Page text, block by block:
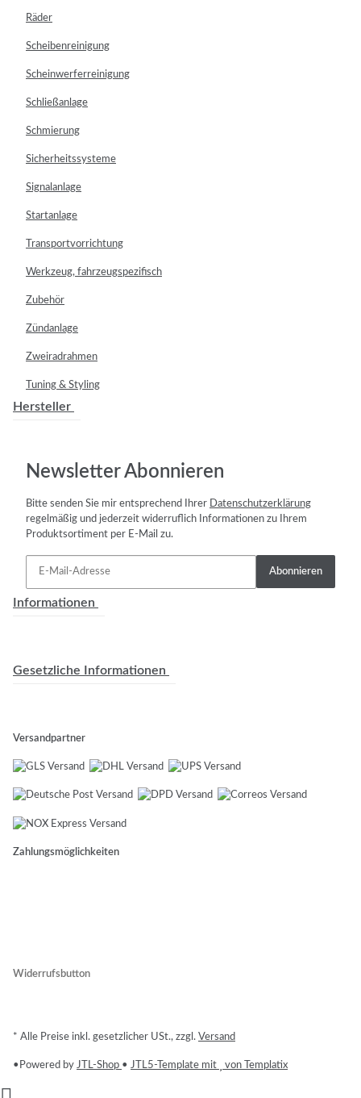
Räder
Scheibenreinigung
Scheinwerferreinigung
Schließanlage
Schmierung
Sicherheitssysteme
Signalanlage
Startanlage
Transportvorrichtung
Werkzeug, fahrzeugspezifisch
Zubehör
Zündanlage
Zweiradrahmen
Tuning & Styling
Hersteller
Newsletter Abonnieren
Bitte senden Sie mir entsprechend Ihrer Datenschutzerklärung
regelmäßig und jederzeit widerruflich Informationen zu Ihrem
Produktsortiment per E-Mail zu.
Abonnieren
Informationen
Gesetzliche Informationen
Versandpartner
Zahlungsmöglichkeiten
Widerrufsbutton
* Alle Preise inkl. gesetzlicher USt., zzgl. Versand
• Powered by JTL-Shop • JTL5-Template mit von Templatix